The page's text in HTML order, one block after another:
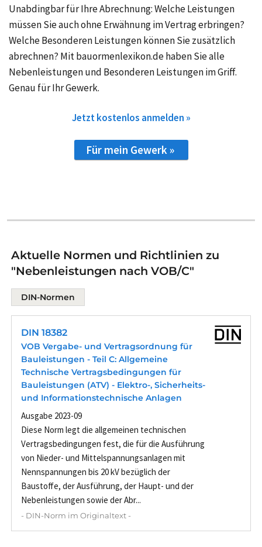
Unabdingbar für Ihre Abrechnung: Welche Leistungen
müssen Sie auch ohne Erwähnung im Vertrag erbringen?
Welche Besonderen Leistungen können Sie zusätzlich
abrechnen? Mit bauormenlexikon.de haben Sie alle
Nebenleistungen und Besonderen Leistungen im Griff.
Genau für Ihr Gewerk.
Jetzt kostenlos anmelden »
Für mein Gewerk »
Aktuelle Normen und Richtlinien zu
"Nebenleistungen nach VOB/C"
DIN-Normen
DIN 18382
VOB Vergabe- und Vertragsordnung für
Bauleistungen - Teil C: Allgemeine
Technische Vertragsbedingungen für
Bauleistungen (ATV) - Elektro-, Sicherheits-
und Informationstechnische Anlagen
Ausgabe 2023-09
Diese Norm legt die allgemeinen technischen
Vertragsbedingungen fest, die für die Ausführung
von Nieder- und Mittelspannungsanlagen mit
Nennspannungen bis 20 kV bezüglich der
Baustoffe, der Ausführung, der Haupt- und der
Nebenleistungen sowie der Abr...
- DIN-Norm im Originaltext -